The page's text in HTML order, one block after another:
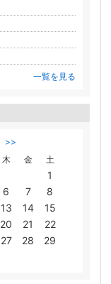
一覧を見る
>>
木 金 土
1
6 7
8
13 14
15
20 21
22
27 28
29